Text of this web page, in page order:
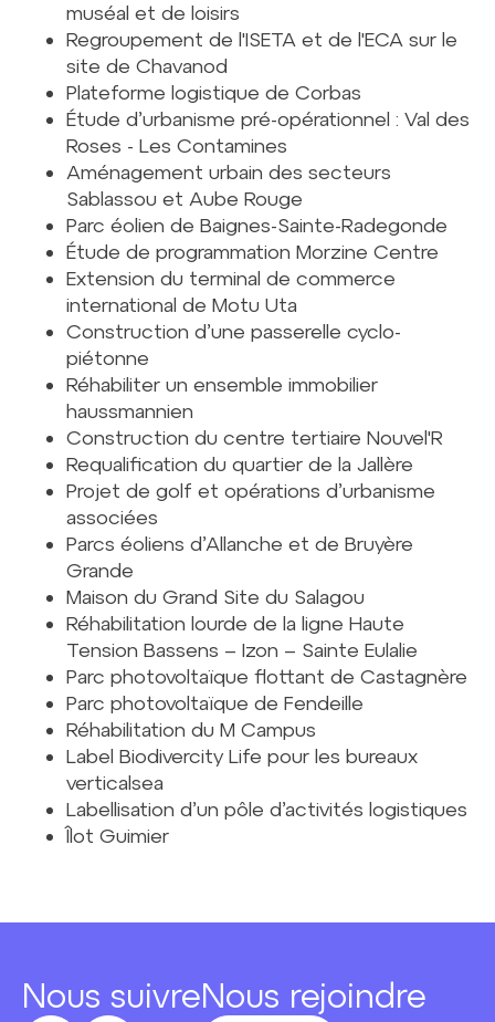
muséal et de loisirs
Regroupement de l'ISETA et de l'ECA sur le
site de Chavanod
Plateforme logistique de Corbas
Étude d’urbanisme pré-opérationnel : Val des
Roses - Les Contamines
Aménagement urbain des secteurs
Sablassou et Aube Rouge
Parc éolien de Baignes-Sainte-Radegonde
Étude de programmation Morzine Centre
Extension du terminal de commerce
international de Motu Uta
Construction d’une passerelle cyclo-
piétonne
Réhabiliter un ensemble immobilier
haussmannien
Construction du centre tertiaire Nouvel'R
Requalification du quartier de la Jallère
Projet de golf et opérations d’urbanisme
associées
Parcs éoliens d’Allanche et de Bruyère
Grande
Maison du Grand Site du Salagou
Réhabilitation lourde de la ligne Haute
Tension Bassens – Izon – Sainte Eulalie
Parc photovoltaïque flottant de Castagnère
Parc photovoltaïque de Fendeille
Réhabilitation du M Campus
Label Biodivercity Life pour les bureaux
verticalsea
Labellisation d’un pôle d’activités logistiques
Îlot Guimier
Nous suivreNous rejoindre